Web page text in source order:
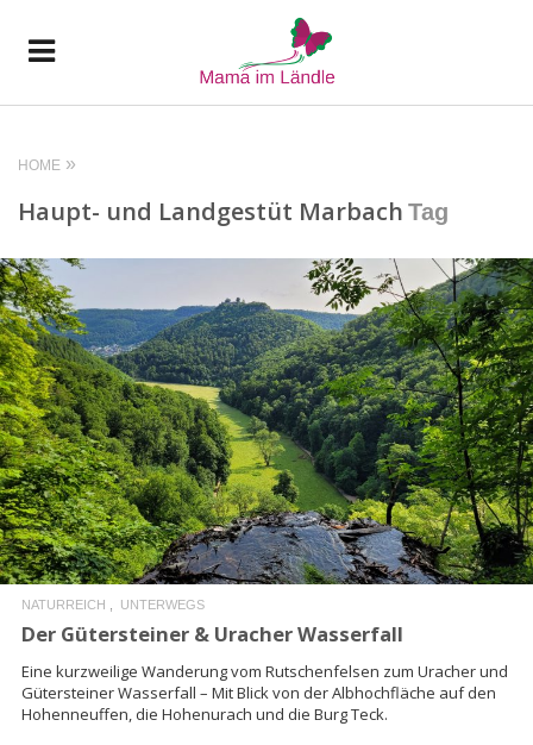
HOME
Haupt- und Landgestüt Marbach Tag
READ MORE
NATURREICH UNTERWEGS
Der Gütersteiner & Uracher Wasserfall
Eine kurzweilige Wanderung vom Rutschenfelsen zum Uracher und
Gütersteiner Wasserfall – Mit Blick von der Albhochfläche auf den
Hohenneuffen, die Hohenurach und die Burg Teck.